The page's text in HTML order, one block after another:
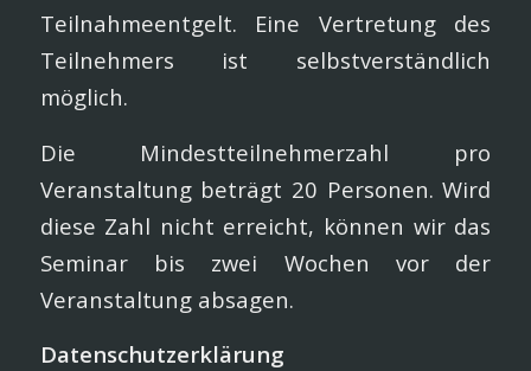
Teilnahmeentgelt. Eine Vertre­tung des
Teilnehmers ist selbstverständlich
möglich.
Die Mindestteilnehmerzahl pro
Veranstaltung beträgt 20 Personen. Wird
diese Zahl nicht erreicht, können wir das
Seminar bis zwei Wochen vor der
Veranstaltung absagen.
Datenschutzerklärung